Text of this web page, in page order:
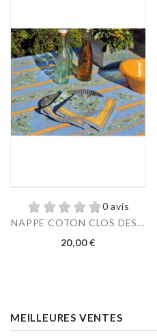
0 avis
NAPPE COTON CLOS DES...
Prix
20,00 €
MEILLEURES VENTES